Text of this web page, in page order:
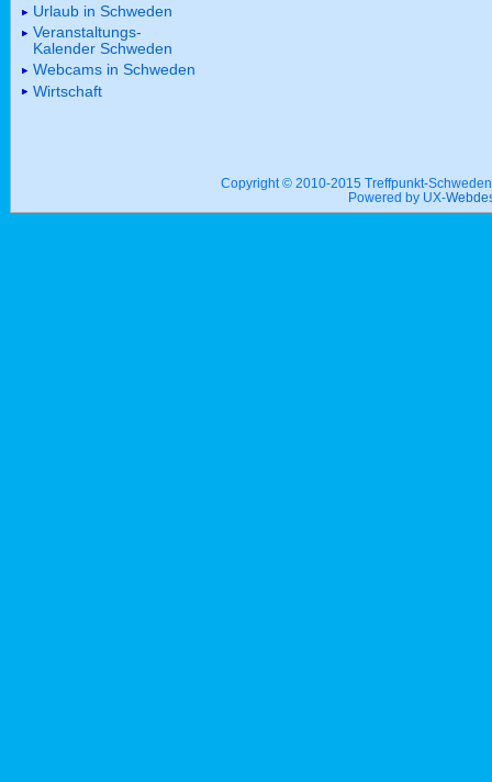
Urlaub in Schweden
Veranstaltungs-
Kalender Schweden
Webcams in Schweden
Wirtschaft
Copyright © 2010-2015 Treffpunkt-
Powered by UX-